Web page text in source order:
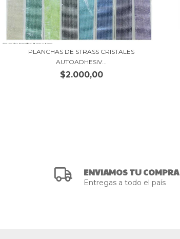
PLANCHAS DE STRASS CRISTALES
AUTOADHESIV...
$2.000,00
ENVIAMOS TU COMPRA
Entregas a todo el país